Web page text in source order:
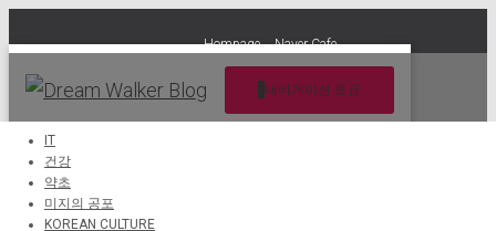
Hompage Naver Cafe
내비게이션 토글
IT
건강
약초
미지의 공포
KOREAN CULTURE
갈륨 아파린